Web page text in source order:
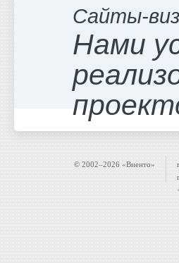
Сайты-
Нами
© 2002–2026 «Виенто»